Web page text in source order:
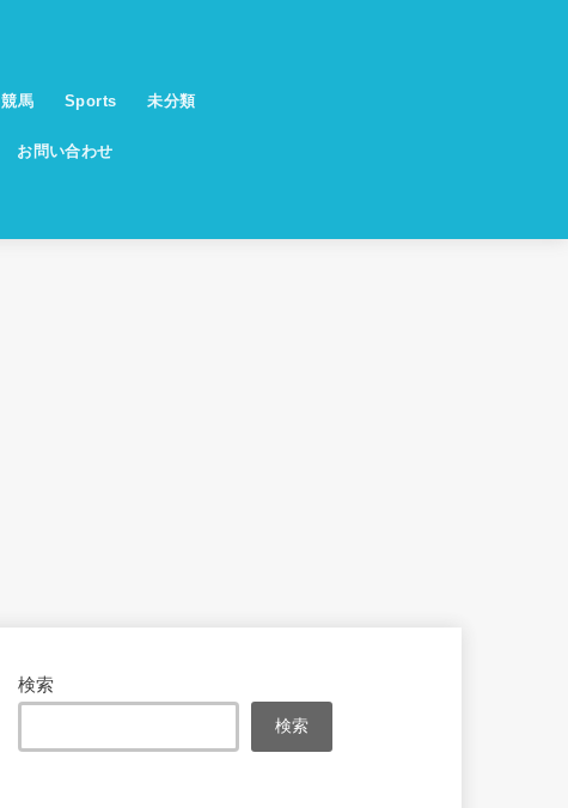
競馬 Sports 未分類
お問い合わせ
検索
検索